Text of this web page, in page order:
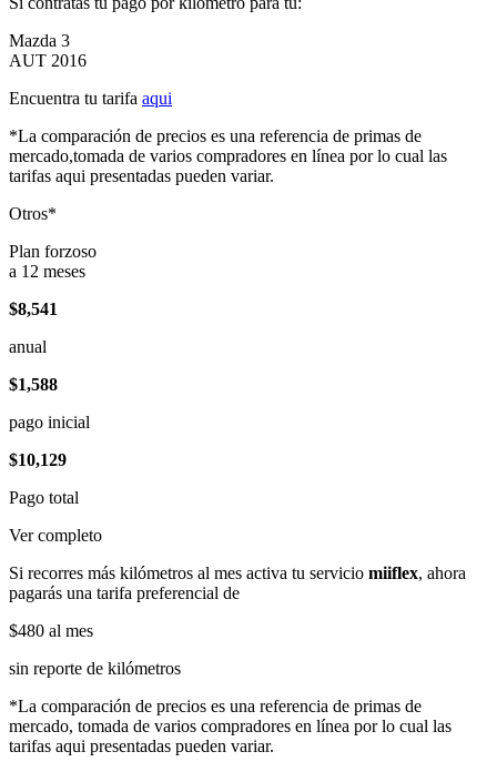
Mazda 3
AUT 2016
Encuentra tu tarifa aqui
*La comparación de precios es una referencia de primas de
mercado,tomada de varios compradores en línea por lo cual las
tarifas aqui presentadas pueden variar.
Otros*
Plan forzoso
a 12 meses
$8,541
anual
$1,588
pago inicial
$10,129
Pago total
Ver completo
Si recorres más kilómetros al mes activa tu servicio miiflex, ahora
pagarás una tarifa preferencial de
$480 al mes
sin reporte de kilómetros
*La comparación de precios es una referencia de primas de
mercado, tomada de varios compradores en línea por lo cual las
tarifas aqui presentadas pueden variar.